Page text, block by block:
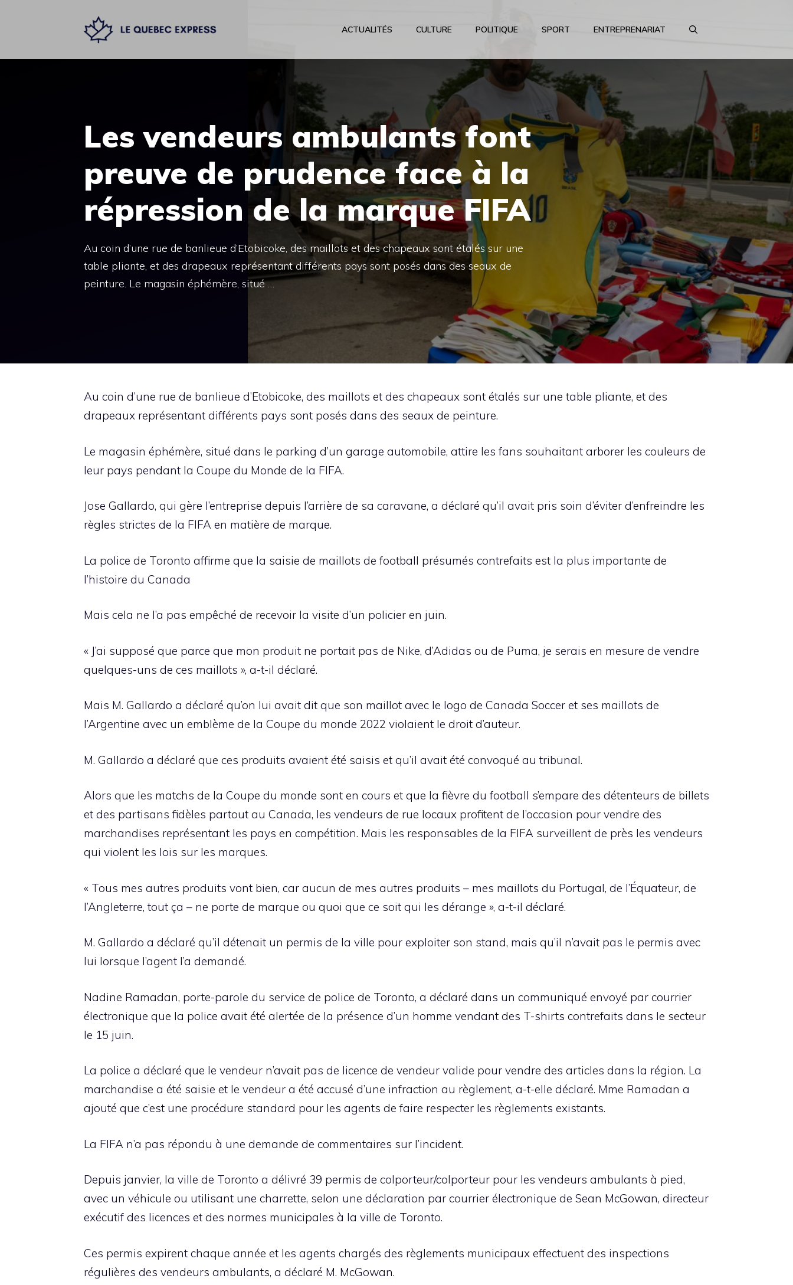
ACTUALITÉS CULTURE POLITIQUE SPORT ENTREPRENARIAT
Les vendeurs ambulants font
preuve de prudence face à la
répression de la marque FIFA
Au coin d’une rue de banlieue d’Etobicoke, des maillots et des chapeaux sont étalés sur une
table pliante, et des drapeaux représentant différents pays sont posés dans des seaux de
peinture. Le magasin éphémère, situé …
Au coin d’une rue de banlieue d’Etobicoke, des maillots et des chapeaux sont étalés sur une table pliante, et des
drapeaux représentant différents pays sont posés dans des seaux de peinture.
Le magasin éphémère, situé dans le parking d’un garage automobile, attire les fans souhaitant arborer les couleurs de
leur pays pendant la Coupe du Monde de la FIFA.
Jose Gallardo, qui gère l’entreprise depuis l’arrière de sa caravane, a déclaré qu’il avait pris soin d’éviter d’enfreindre les
règles strictes de la FIFA en matière de marque.
La police de Toronto affirme que la saisie de maillots de football présumés contrefaits est la plus importante de
l’histoire du Canada
Mais cela ne l’a pas empêché de recevoir la visite d’un policier en juin.
« J’ai supposé que parce que mon produit ne portait pas de Nike, d’Adidas ou de Puma, je serais en mesure de vendre
quelques-uns de ces maillots », a-t-il déclaré.
Mais M. Gallardo a déclaré qu’on lui avait dit que son maillot avec le logo de Canada Soccer et ses maillots de
l’Argentine avec un emblème de la Coupe du monde 2022 violaient le droit d’auteur.
M. Gallardo a déclaré que ces produits avaient été saisis et qu’il avait été convoqué au tribunal.
Alors que les matchs de la Coupe du monde sont en cours et que la fièvre du football s’empare des détenteurs de billets
et des partisans fidèles partout au Canada, les vendeurs de rue locaux profitent de l’occasion pour vendre des
marchandises représentant les pays en compétition. Mais les responsables de la FIFA surveillent de près les vendeurs
qui violent les lois sur les marques.
« Tous mes autres produits vont bien, car aucun de mes autres produits – mes maillots du Portugal, de l’Équateur, de
l’Angleterre, tout ça – ne porte de marque ou quoi que ce soit qui les dérange », a-t-il déclaré.
M. Gallardo a déclaré qu’il détenait un permis de la ville pour exploiter son stand, mais qu’il n’avait pas le permis avec
lui lorsque l’agent l’a demandé.
Nadine Ramadan, porte-parole du service de police de Toronto, a déclaré dans un communiqué envoyé par courrier
électronique que la police avait été alertée de la présence d’un homme vendant des T-shirts contrefaits dans le secteur
le 15 juin.
La police a déclaré que le vendeur n’avait pas de licence de vendeur valide pour vendre des articles dans la région. La
marchandise a été saisie et le vendeur a été accusé d’une infraction au règlement, a-t-elle déclaré. Mme Ramadan a
ajouté que c’est une procédure standard pour les agents de faire respecter les règlements existants.
La FIFA n’a pas répondu à une demande de commentaires sur l’incident.
Depuis janvier, la ville de Toronto a délivré 39 permis de colporteur/colporteur pour les vendeurs ambulants à pied,
avec un véhicule ou utilisant une charrette, selon une déclaration par courrier électronique de Sean McGowan, directeur
exécutif des licences et des normes municipales à la ville de Toronto.
Ces permis expirent chaque année et les agents chargés des règlements municipaux effectuent des inspections
régulières des vendeurs ambulants, a déclaré M. McGowan.